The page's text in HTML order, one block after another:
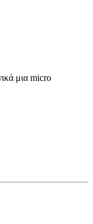
μια micro